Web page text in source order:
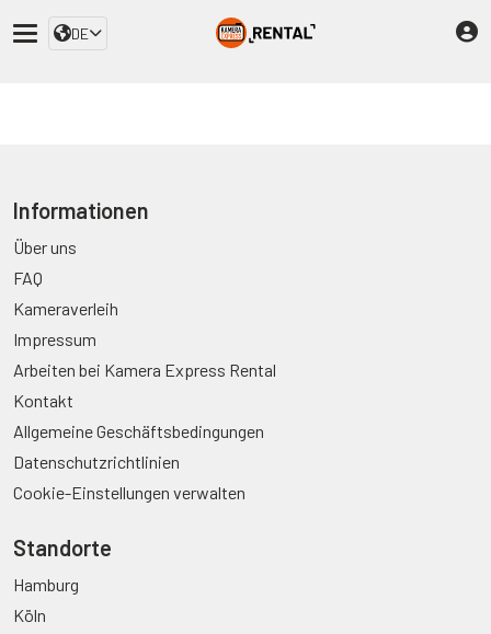
DE
Informationen
Über uns
FAQ
Kameraverleih
Impressum
Arbeiten bei Kamera Express Rental
Kontakt
Allgemeine Geschäftsbedingungen
Datenschutzrichtlinien
Cookie-Einstellungen verwalten
Standorte
Hamburg
Köln